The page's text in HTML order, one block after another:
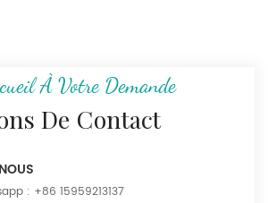
À Votre Demande
De Contact
: +86 15959213137